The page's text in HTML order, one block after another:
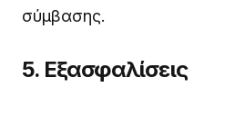
σύμβασης.
5. Εξασφαλίσεις